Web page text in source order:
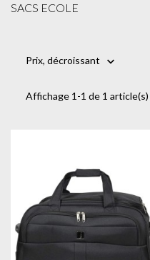
SACS ECOLE
Prix, décroissant 
Affichage 1-1 de 1 article(s)